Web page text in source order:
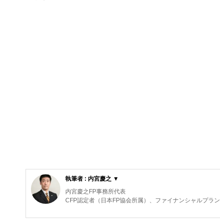
執筆者 : 内宮慶之 ▼
内宮慶之FP事務所代表
CFP認定者（日本FP協会所属）、ファイナンシャルプラ
CFP認定者（日本FP協会所属）、ファイナンシャルプラ